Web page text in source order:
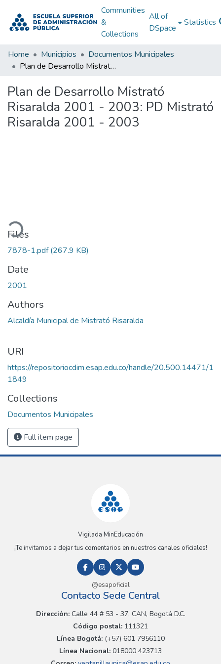
Communities
&
Collections
All of
DSpace
Statistics
Home Municipios
Documentos Municipales
Plan de Desarrollo Mistrató Risaralda 2001 - 2003: PD Mistrató Risaralda 2001 - 2003
Plan de Desarrollo Mistrató
Risaralda 2001 - 2003: PD Mistrató
Risaralda 2001 - 2003
Files
7878-1.pdf(267.9 KB)
Date
2001
Authors
Alcaldía Municipal de Mistrató Risaralda
URI
https://repositoriocdim.esap.edu.co/handle/20.500.14471/1
1849
Collections
Documentos Municipales
Full item page
Vigilada MinEducación
¡Te invitamos a dejar tus comentarios en nuestros canales oficiales!
@esapoficial
Contacto Sede Central
Dirección:Calle 44 # 53 - 37, CAN, Bogotá D.C.
Código postal: 111321
Línea Bogotá:(+57) 601 7956110
Línea Nacional: 018000 423713